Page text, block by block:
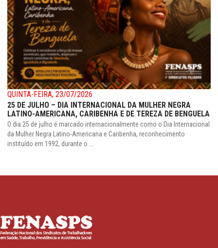
QUINTA-FEIRA, 23/07/2026
25 DE JULHO – DIA INTERNACIONAL DA MULHER NEGRA
LATINO-AMERICANA, CARIBENHA E DE TEREZA DE BENGUELA
O dia 25 de julho é marcado internacionalmente como o Dia Internacional
da Mulher Negra Latino-Americana e Caribenha, reconhecimento
instituído em 1992, durante o ...